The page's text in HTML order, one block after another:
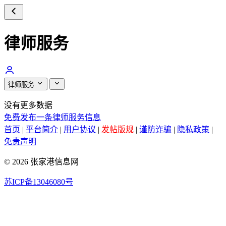
律师服务
律师服务
没有更多数据
免费发布一条律师服务信息
首页 | 平台简介 | 用户协议 | 发帖版规 | 谨防诈骗 | 隐私政策 |
免责声明
© 2026 张家港信息网
苏ICP备13046080号